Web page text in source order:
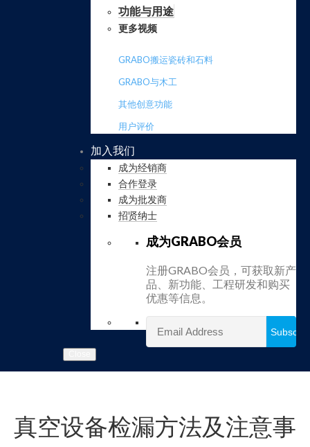
功能与用途
更多视频
GRABO搬运瓷砖和石料
GRABO与木工
其他创意功能
用户评价
加入我们
成为经销商
合作登录
成为批发商
招贤纳士
成为GRABO会员
注册GRABO会员，可获取新产
品、新功能、工程研发和购买
优惠等信息。
真空设备检漏方法及注意事